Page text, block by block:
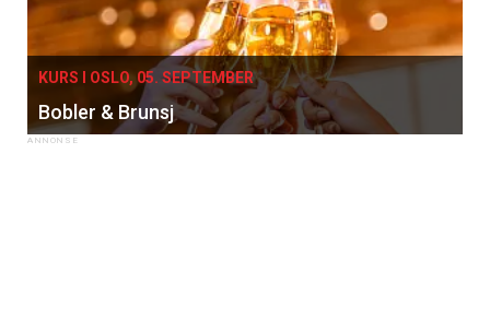
KURS I OSLO, 05. SEPTEMBER
Bobler & Brunsj